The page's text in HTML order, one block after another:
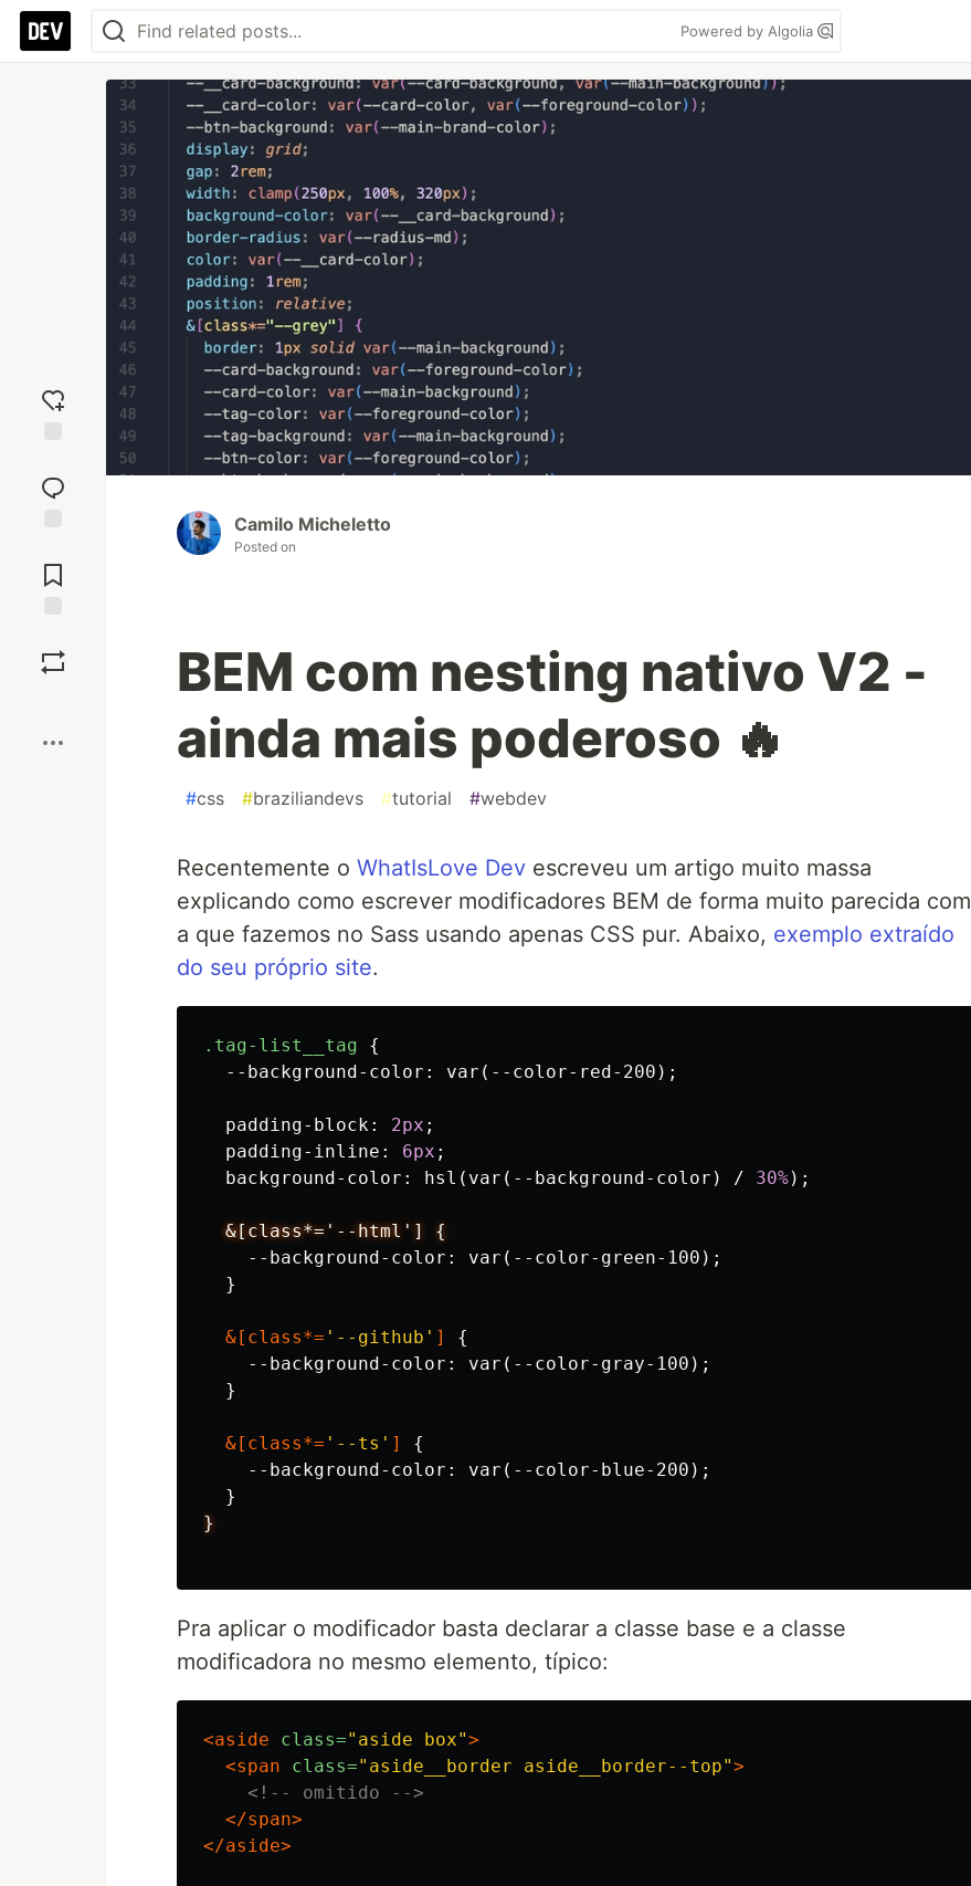
Powered by Algolia
reaction
Comments
Camilo Micheletto
Posted on
BEM com nesting nativo V2 -
ainda mais poderoso 🔥
#css #braziliandevs #tutorial #webdev
Recentemente o WhatIsLove Dev escreveu um artigo muito massa
explicando como escrever modificadores BEM de forma muito parecida com
a que fazemos no Sass usando apenas CSS pur. Abaixo, exemplo extraído
do seu próprio site.
.tag-list__tag
{
--background-color : var ( --color-red-200 );
padding-block: 2px ;
padding-inline : 6px ;
background-color : hsl ( var ( --background-color ) / 30%);
&[class*='--html']
{
--background-color : var ( --color-green-100 );
}
&[ class*= '--github' ]
{
--background-color : var ( --color-gray-100 );
}
&[ class*= '--ts' ]
{
--background-color : var ( --color-blue-200 );
}
}
Pra aplicar o modificador basta declarar a classe base e a classe
modificadora no mesmo elemento, típico:
<aside class="aside box">
<span
class="aside__border aside__border--top">
<!-- omitido -->
</span>
</aside>